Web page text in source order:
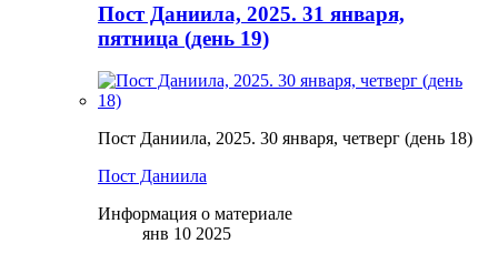
Пост Даниила, 2025. 31 января,
пятница (день 19)
Пост Даниила, 2025. 30 января, четверг (день 18)
Пост Даниила
Информация о материале
янв 10 2025